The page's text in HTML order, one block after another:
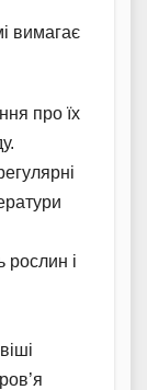
вимагає
про їх
рослин і